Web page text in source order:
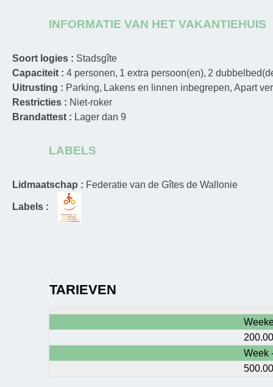
INFORMATIE VAN HET VAKANTIEHUIS
Soort logies : Stadsgîte
Capaciteit : 4 personen 1 extra persoon(en) 2
Uitrusting : Parking Lakens en linnen inbegrepen Apart
Restricties : Niet-roker
Brandattest : Lager dan 9
LABELS
Lidmaatschap : Federatie van de Gîtes de Wallonie
Labels :
TARIEVEN
Week